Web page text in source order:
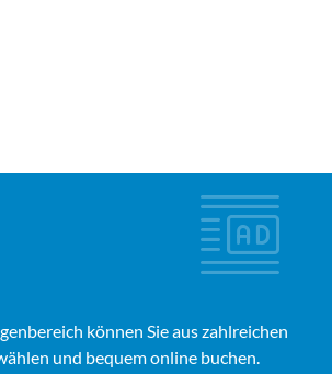
können Sie aus zahlreichen
und bequem online buchen.